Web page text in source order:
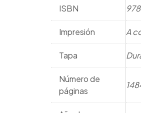
ISBN
Impresión A
Tapa
Número de
páginas